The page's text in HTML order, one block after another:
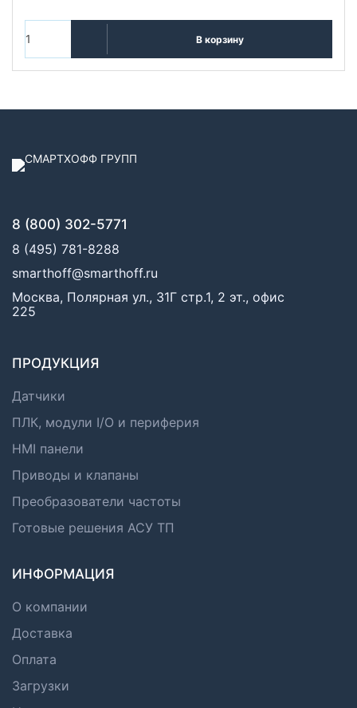
В корзину
8 (800) 302-5771
8 (495) 781-8288
smarthoff@smarthoff.ru
Москва, Полярная ул., 31Г стр.1, 2 эт., офис
225
ПРОДУКЦИЯ
Датчики
ПЛК, модули I/O и периферия
HMI панели
Приводы и клапаны
Преобразователи частоты
Готовые решения АСУ ТП
ИНФОРМАЦИЯ
О компании
Доставка
Оплата
Загрузки